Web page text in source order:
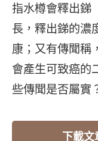
指水樽會釋出銻
長，釋出銻的濃
康；又有傳聞稱
會產生可致癌的
些傳聞是否屬實
下載文